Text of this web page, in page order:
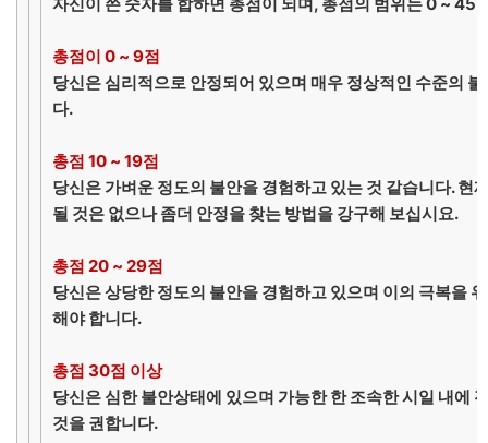
총점이 0 ~ 9점
당신은 심리적으로 안정되어 있으며 매우 정상적인 수준의
다.
총점 10 ~ 19점
당신은 가벼운 정도의 불안을 경험하고 있는 것 같습니다. 현
될 것은 없으나 좀더 안정을 찾는 방법을 강구해 보십시요.
총점 20 ~ 29점
당신은 상당한 정도의 불안을 경험하고 있으며 이의 극복을
해야 합니다.
총점 30점 이상
당신은 심한 불안상태에 있으며 가능한 한 조속한 시일 내에
것을 권합니다.